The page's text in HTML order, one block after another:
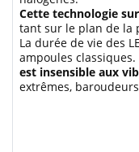
Cette technologie
tant sur le plan de la
La durée de vie des
ampoules classiques.
est insensible aux
extrêmes,